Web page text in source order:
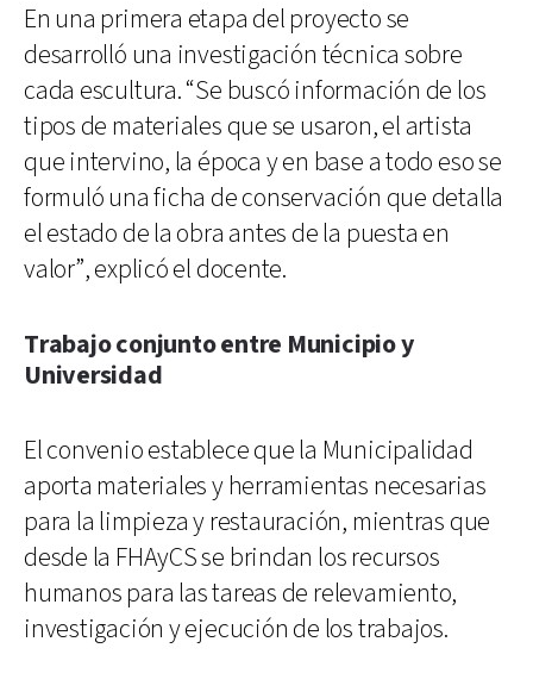
En una primera etapa del proyecto se
desarrolló una investigación técnica sobre
cada escultura. “Se buscó información de los
tipos de materiales que se usaron, el artista
que intervino, la época y en base a todo eso se
formuló una ficha de conservación que detalla
el estado de la obra antes de la puesta en
valor”, explicó el docente.
Trabajo conjunto entre Municipio y
Universidad
El convenio establece que la Municipalidad
aporta materiales y herramientas necesarias
para la limpieza y restauración, mientras que
desde la FHAyCS se brindan los recursos
humanos para las tareas de relevamiento,
investigación y ejecución de los trabajos.